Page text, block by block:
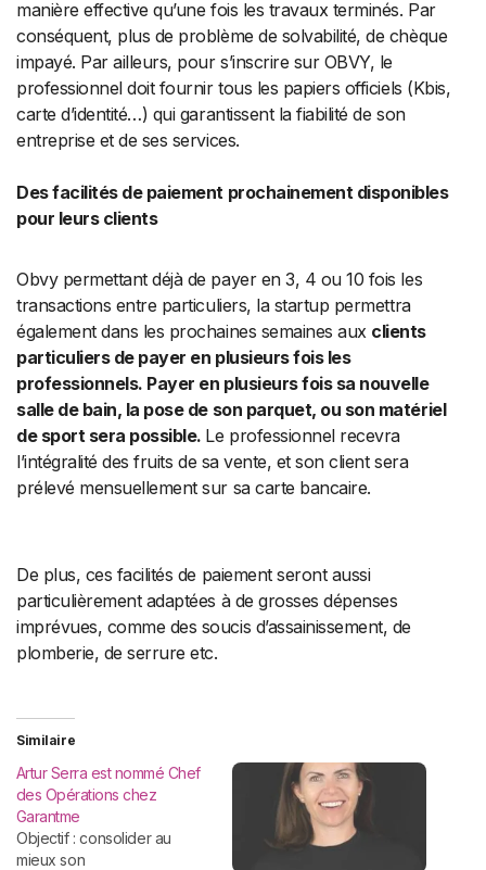
manière effective qu’une fois les travaux terminés. Par
conséquent, plus de problème de solvabilité, de chèque
impayé. Par ailleurs, pour s’inscrire sur OBVY, le
professionnel doit fournir tous les papiers officiels (Kbis,
carte d’identité…) qui garantissent la fiabilité de son
entreprise et de ses services.
Des facilités de paiement prochainement disponibles
pour leurs clients
Obvy permettant déjà de payer en 3, 4 ou 10 fois les
transactions entre particuliers, la startup permettra
également dans les prochaines semaines aux clients
particuliers de payer en plusieurs fois les
professionnels. Payer en plusieurs fois sa nouvelle
salle de bain, la pose de son parquet, ou son matériel
de sport sera possible. Le professionnel recevra
l’intégralité des fruits de sa vente, et son client sera
prélevé mensuellement sur sa carte bancaire.
De plus, ces facilités de paiement seront aussi
particulièrement adaptées à de grosses dépenses
imprévues, comme des soucis d’assainissement, de
plomberie, de serrure etc.
Similaire
Artur Serra est nommé Chef
des Opérations chez
Garantme
Objectif : consolider au
mieux son